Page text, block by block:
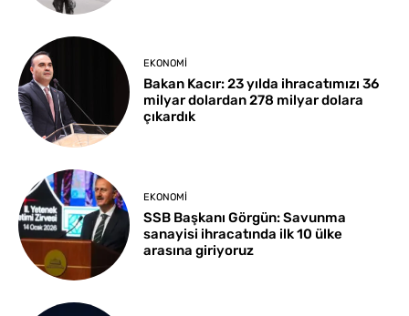
EKONOMI
Bakan Kacır: 23 yılda ihracatımızı 36
milyar dolardan 278 milyar dolara
çıkardık
EKONOMI
SSB Başkanı Görgün: Savunma
sanayisi ihracatında ilk 10 ülke
arasına giriyoruz